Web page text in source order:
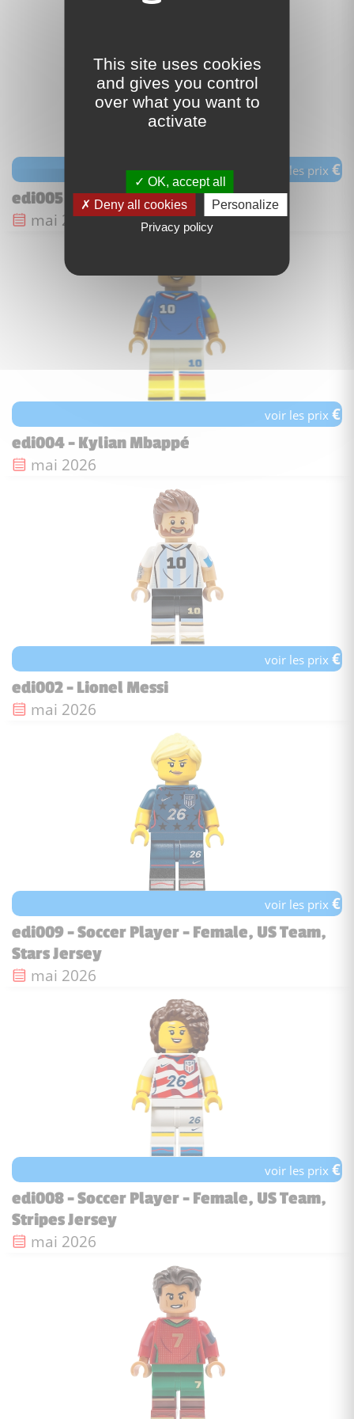
voir les prix €
edi005 - Vini Jr.
Date de sortie :
mai 2026
voir les prix€
edi004 - Kylian Mbappé
Date de sortie :
mai 2026
voir les prix€
edi002 - Lionel Messi
Date de sortie :
mai 2026
voir les prix€
edi009 - Soccer Player - Female, US Team,
Stars Jersey
Date de sortie :
mai 2026
voir les prix€
edi008 - Soccer Player - Female, US Team,
Stripes Jersey
Date de sortie :
mai 2026
This site uses cookies
and gives you control
over what you want to
activate
OK, accept all
Deny all cookies
Personalize
Privacy policy